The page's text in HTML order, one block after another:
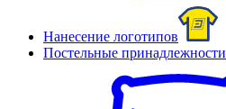
Нанесение логотипов
Постельные принадлежности